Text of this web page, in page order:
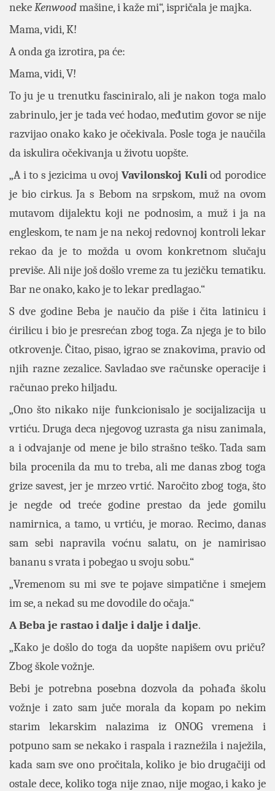
nekeKenwoodmašine, i kaže mi“, ispričala je majka.
Mama, vidi, K!
A onda ga izrotira, pa će:
Mama, vidi, V!
To ju je u trenutku fasciniralo, ali je nakon toga malo
zabrinulo, jer je tada već hodao, međutim govor se nije
razvijao onako kako je očekivala. Posle toga je naučila
da iskulira očekivanja u životu uopšte.
„A i to s jezicima u ovoj Vavilonskoj Kuliod porodice
je bio cirkus. Ja s Bebom na srpskom, muž na ovom
mutavom dijalektu koji ne podnosim, a muž i ja na
engleskom, te nam je na nekoj redovnoj kontroli lekar
rekao da je to možda u ovom konkretnom slučaju
previše. Ali nije još došlo vreme za tu jezičku tematiku.
Bar ne onako, kako je to lekar predlagao.“
S dve godine Beba je naučio da piše i čita latinicu i
ćirilicu i bio je presrećan zbog toga. Za njega je to bilo
otkrovenje. Čitao, pisao, igrao se znakovima, pravio od
njih razne zezalice. Savladao sve računske operacije i
računao preko hiljadu.
„Ono što nikako nije funkcionisalo je socijalizacija u
vrtiću. Druga deca njegovog uzrasta ga nisu zanimala,
a i odvajanje od mene je bilo strašno teško. Tada sam
bila procenila da mu to treba, ali me danas zbog toga
grize savest, jer je mrzeo vrtić. Naročito zbog toga, što
je negde od treće godine prestao da jede gomilu
namirnica, a tamo, u vrtiću, je morao. Recimo, danas
sam sebi napravila voćnu salatu, on je namirisao
bananu s vrata i pobegao u svoju sobu.“
„Vremenom su mi sve te pojave simpatične i smejem
im se, a nekad su me dovodile do očaja.“
A Beba je rastao i dalje i dalje i dalje.
„Kako je došlo do toga da uopšte napišem ovu priču?
Zbog škole vožnje.
Bebi je potrebna posebna dozvola da pohađa školu
vožnje i zato sam juče morala da kopam po nekim
starim lekarskim nalazima iz ONOG vremena i
potpuno sam se nekako i raspala i raznežila i naježila,
kada sam sve ono pročitala, koliko je bio drugačiji od
ostale dece, koliko toga nije znao, nije mogao, i kako je